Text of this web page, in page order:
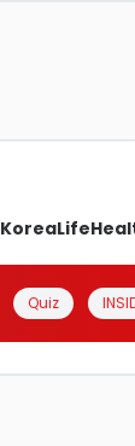
KoreaLife
Quiz